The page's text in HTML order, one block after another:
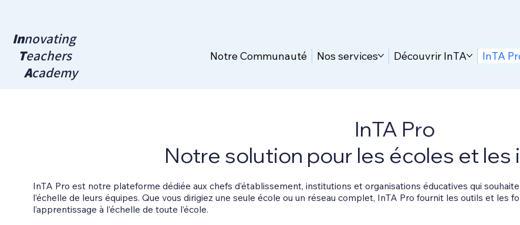
Innovating
Teachers
Academy
Notre Communauté Nos services Découvrir InTA InTA
InTA Pro
Notre solution pour les écoles et
InTA Pro est notre plateforme dédiée aux chefs d’établissement, institutions et organisations éducatives qui
l’échelle de leurs équipes. Que vous dirigiez une seule école ou un réseau complet, InTA Pro fournit les outils et les
l’apprentissage à l’échelle de toute l’école.